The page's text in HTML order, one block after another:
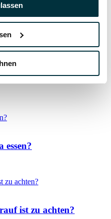
was ist es wichtig?
ist zu achten?